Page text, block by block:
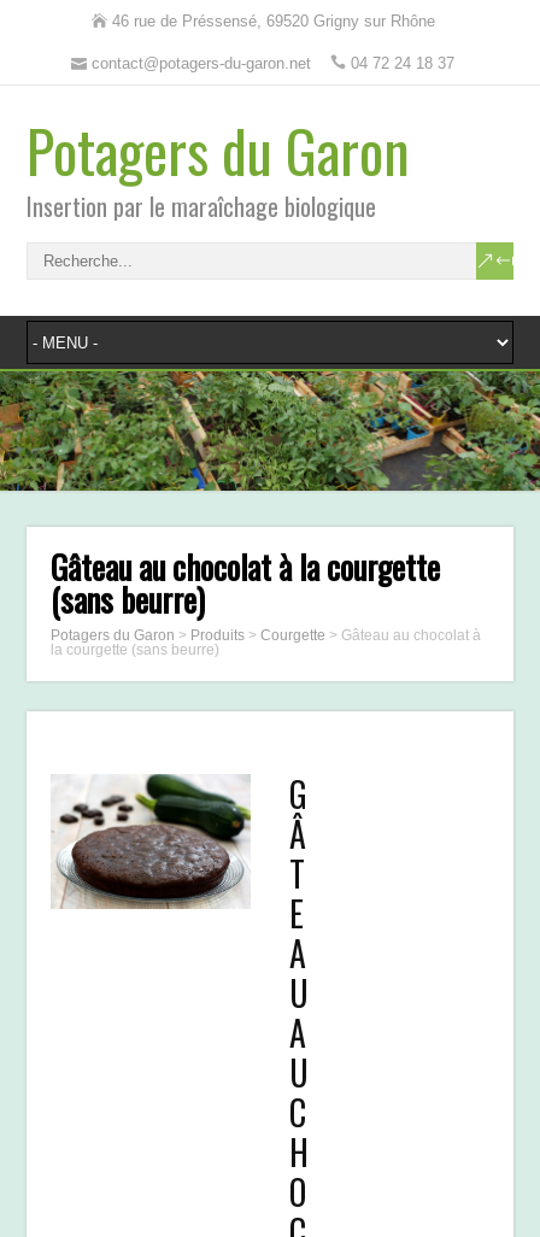
46 rue de Préssensé, 69520 Grigny sur Rhône
contact@potagers-du-garon.net 04 72 24 18 37
Potagers du Garon
Insertion par le maraîchage biologique
Gâteau au chocolat à la courgette
(sans beurre)
Potagers du Garon > Produits >Courgette >Gâteau au chocolat à
la courgette (sans beurre)
G
Â
T
E
A
U
A
U
C
H
O